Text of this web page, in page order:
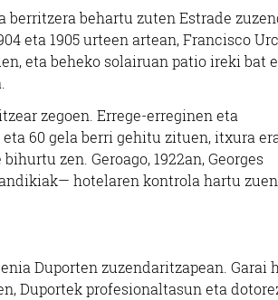
behartu zuten Estrade
eta 1905 urteen artean, Francisco
eta beheko solairuan patio ireki bat
zegoen. Errege-erreginen eta
60 gela berri gehitu zituen, itxura
zen. Geroago, 1922an, Georges
hotelaren kontrola hartu
Duporten zuzendaritzapean. Garai
Duportek profesionaltasun eta